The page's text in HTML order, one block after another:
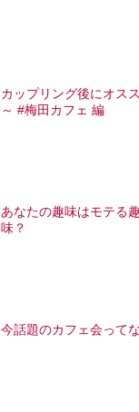
カップリング後にオス
～ #梅田カフェ 編
あなたの趣味はモテる
味？
今話題のカフェ会って